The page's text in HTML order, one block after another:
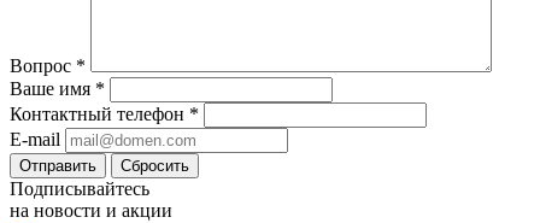
Вопрос *
Ваше имя *
Контактный телефон *
E-mail
Сбросить
Подписывайтесь
на новости и акции